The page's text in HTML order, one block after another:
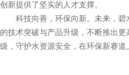
创新提供了坚实的人才支撑。
科技向善，环保向新。未来，
的技术突破与产品升级，不断推出
级，守护水资源安全，在环保新赛道